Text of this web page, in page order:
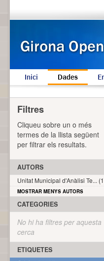
Inici Dades
Filtres
Cliqueu sobre un o més
termes de la llista següent
per filtrar els resultats.
AUTORS
Unitat Municipal d'Anàlisi Te...
MOSTRAR MENYS AUTORS
CATEGORIES
No hi ha filtres per aquesta
cerca
ETIQUETES